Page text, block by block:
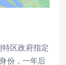
区政府指定
份，一年后